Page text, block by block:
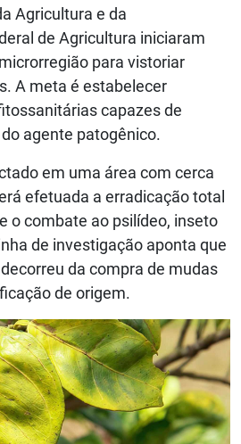
Agricultura e da
de Agricultura iniciaram
para vistoriar
A meta é estabelecer
capazes de
agente patogênico.
em uma área com cerca
efetuada a erradicação total
o combate ao psilídeo, inseto
de investigação aponta que
da compra de mudas
de origem.